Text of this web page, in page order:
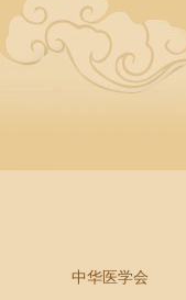
中华医学会